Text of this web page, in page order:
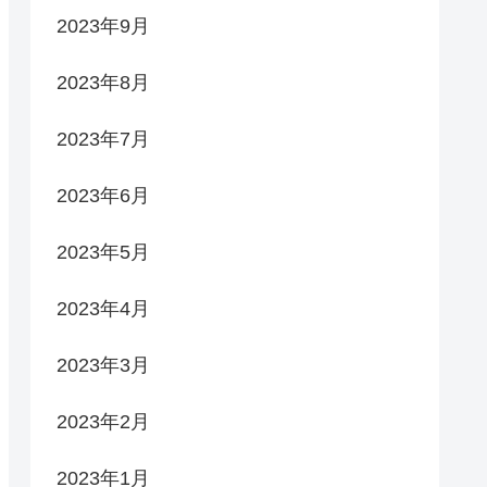
2023年9月
2023年8月
2023年7月
2023年6月
2023年5月
2023年4月
2023年3月
2023年2月
2023年1月